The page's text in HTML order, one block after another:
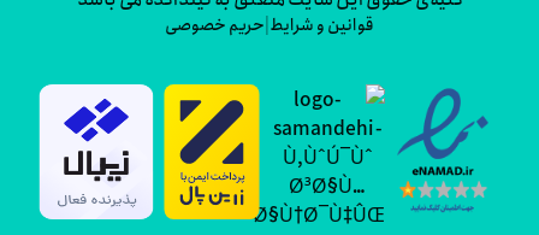
قوانین و شرایط |حریم خصوصی